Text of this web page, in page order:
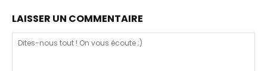
LAISSER UN COMMENTAIRE